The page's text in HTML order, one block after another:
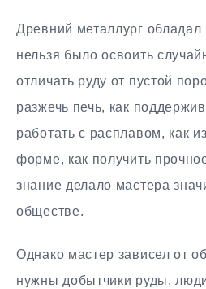
Древний металлург
нельзя было освоить
отличать руду от пустой
разжечь печь, как
работать с расплавом, как
форме, как получить
знание делало мастера
обществе.
Однако мастер зависел от
нужны добытчики руды,